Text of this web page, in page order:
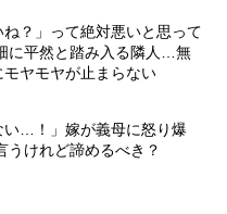
ね？」って絶対悪いと思って
に平然と踏み入る隣人…無
ヤモヤが止まらない
い…！」嫁が義母に怒り爆
うけれど諦めるべき？